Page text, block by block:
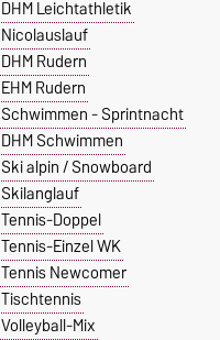
DHM Leichtathletik
Nicolauslauf
DHM Rudern
EHM Rudern
Schwimmen - Sprintnacht
DHM Schwimmen
Ski alpin / Snowboard
Skilanglauf
Tennis-Doppel
Tennis-Einzel WK
Tennis Newcomer
Tischtennis
Volleyball-Mix